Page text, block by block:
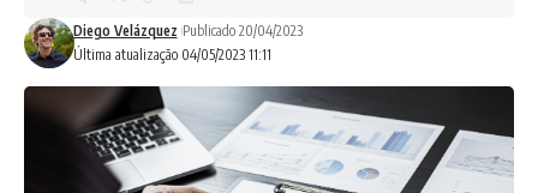
Última atualização 04/05/2023 11:11
Diego Velázquez Publicado 20/04/2023